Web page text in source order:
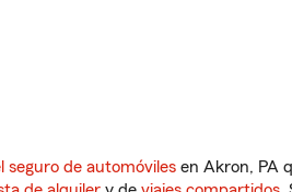
seguro de automóviles en Akron, PA